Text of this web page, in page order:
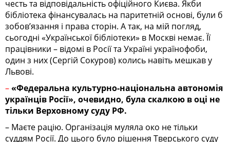
честь та відповідальність офіційного Києва. Якби
бібліотека фінансувалась на паритетній основі, були б
зобов’язання і права сторін. А так, на мій погляд,
сьогодні «Української бібліотеки» в Москві немає. Її
працівники – відомі в Росії та Україні українофоби,
один з них (Сергій Сокуров) колись навіть мешкав у
Львові.
–«Федеральна культурно-національна автономія
українців Росії», очевидно, була скалкою в оці не
тільки Верховному суду РФ.
– Маєте рацію. Організація муляла око не тільки
суддям Росії. До цього було рішення Тверського суду